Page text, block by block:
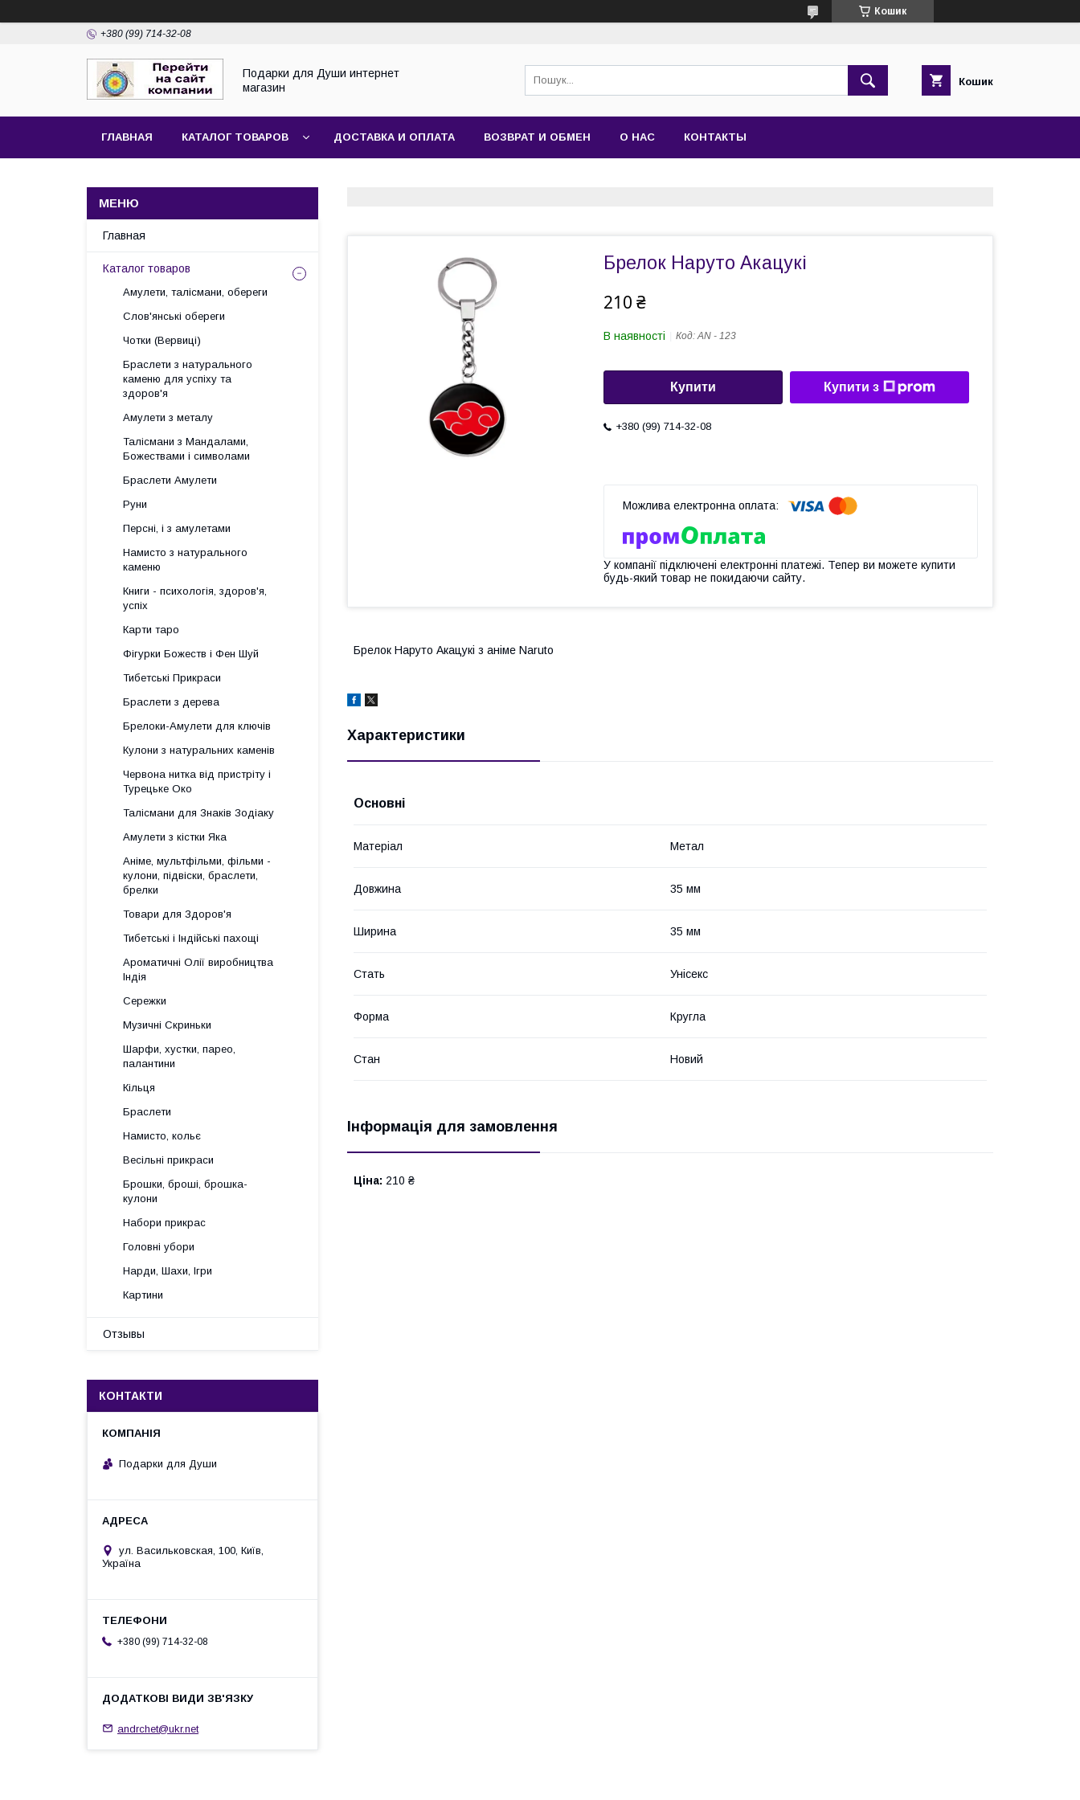
Кошик
+380 (99) 714-32-08
Подарки для Души интернет
магазин
Кошик
ГЛАВНАЯ КАТАЛОГ ТОВАРОВ ДОСТАВКА И ОПЛАТА ВОЗВРАТ И ОБМЕН О НАС КОНТАКТЫ
Брелок Наруто Акацукі
210 ₴
В наявності Код:AN - 123
Купити Купити з
+380 (99) 714-32-08
У компанії підключені електронні платежі. Тепер ви можете купити
будь-який товар не покидаючи сайту.
Брелок Наруто Акацукі з аніме Naruto
Характеристики
Основні
Матеріал Метал
Довжина 35 мм
Ширина 35 мм
Стать Унісекс
Форма Кругла
Стан Новий
Інформація для замовлення
Ціна: 210 ₴
Главная
Каталог товаров
Амулети, талісмани, обереги
Слов'янські обереги
Чотки (Вервиці)
Браслети з натурального
каменю для успіху та
здоров'я
Амулети з металу
Талісмани з Мандалами,
Божествами і символами
Браслети Амулети
Руни
Персні, і з амулетами
Намисто з натурального
каменю
Книги - психологія, здоров'я,
успіх
Карти таро
Фігурки Божеств і Фен Шуй
Тибетські Прикраси
Браслети з дерева
Брелоки-Амулети для ключів
Кулони з натуральних каменів
Червона нитка від пристріту і
Турецьке Око
Талісмани для Знаків Зодіаку
Амулети з кістки Яка
Аніме, мультфільми, фільми -
кулони, підвіски, браслети,
брелки
Товари для Здоров'я
Тибетські і Індійські пахощі
Ароматичні Олії виробництва
Індія
Сережки
Музичні Скриньки
Шарфи, хустки, парео,
палантини
Кільця
Браслети
Намисто, кольє
Весільні прикраси
Брошки, броші, брошка-
кулони
Набори прикрас
Головні убори
Нарди, Шахи, Ігри
Картини
Отзывы
КОНТАКТИ
Подарки для Души
ул. Васильковская, 100, Київ,
Україна
+380 (99) 714-32-08
andrchet@ukr.net